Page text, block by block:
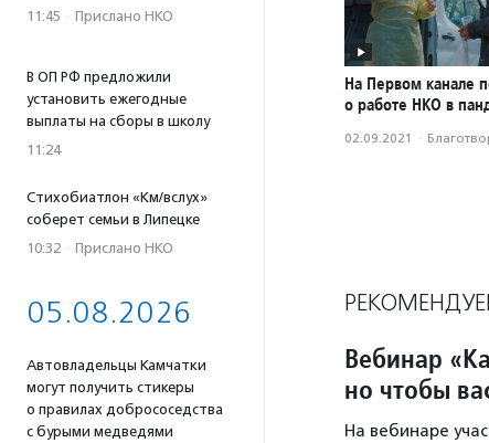
11:45 · Прислано НКО
В ОП РФ предложили
установить ежегодные
выплаты на сборы в школу
11:24
Стихобиатлон «Км/вслух»
соберет семьи в Липецке
10:32 · Прислано НКО
05.08.2026
Автовладельцы Камчатки
могут получить стикеры
о правилах добрососедства
с бурыми медведями
На Первом канале
о работе НКО в
02.09.2021 ·
Вебинар
но чтобы
На вебинаре